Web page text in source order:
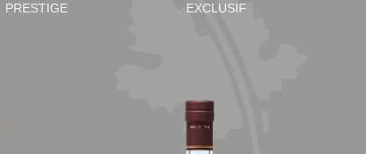
PRESTIGE EXCLUSIF